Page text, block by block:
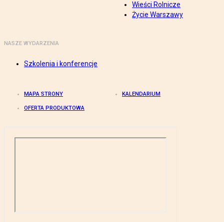
Wieści Rolnicze
Życie Warszawy
NASZE WYDARZENIA
Szkolenia i konferencje
MAPA STRONY KALENDARIUM
OFERTA PRODUKTOWA